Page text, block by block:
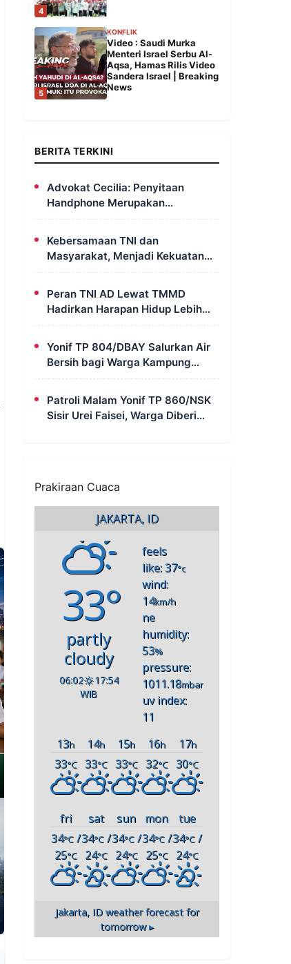
4
5
KONFLIK
Video : Saudi Murka
Menteri Israel Serbu Al-
Aqsa, Hamas Rilis Video
Sandera Israel | Breaking
News
BERITA TERKINI
Advokat Cecilia: Penyitaan
Handphone Merupakan
Mekanisme Hukum, Saya Akan
Penyidik dan Tidak Perlu Takut
Kebersamaan TNI dan
Masyarakat, Menjadi Kekuatan
TMMD Dalam Membangun Sumur
Peran TNI AD Lewat TMMD
Hadirkan Harapan Hidup Lebih
Layak dan Sehat Bagi Warga
Kampung Wanam
Yonif TP 804/DBAY Salurkan Air
Bersih bagi Warga Kampung
Waharia yang Mengalami Krisis
Patroli Malam Yonif TP 860/NSK
Sisir Urei Faisei, Warga Diberi
Prakiraan Cuaca
JAKARTA, ID
33°
partly
cloudy
06:02
17:54
WIB
feels
like: 37°c
wind:
14km/h
ne
humidity:
53%
pressure:
1011.18mbar
uv index:
11
13h 14h 15h 16h 17h
33°C 33°C 33°C 32°C 30°C
fri sat sun mon
tue
34°C/
25°C
34°C/
24°C
34°C/
24°C
34°C/
25°C
34°C /
24°C
Jakarta, IDweather forecast for
tomorrow ▸